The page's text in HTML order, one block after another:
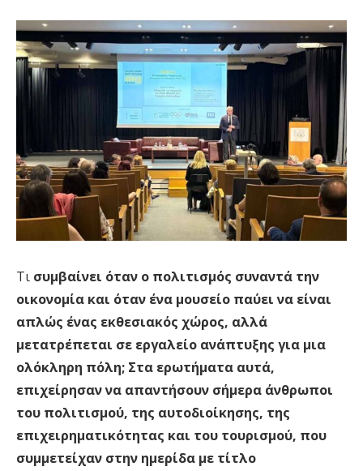
Τι συμβαίνει όταν ο πολιτισμός συναντά την
οικονομία και όταν ένα μουσείο παύει να είναι
απλώς ένας εκθεσιακός χώρος, αλλά
μετατρέπεται σε εργαλείο ανάπτυξης για μια
ολόκληρη πόλη; Στα ερωτήματα αυτά,
επιχείρησαν να απαντήσουν σήμερα άνθρωποι
του πολιτισμού, της αυτοδιοίκησης, της
επιχειρηματικότητας και του τουρισμού, που
συμμετείχαν στην ημερίδα με τίτλο